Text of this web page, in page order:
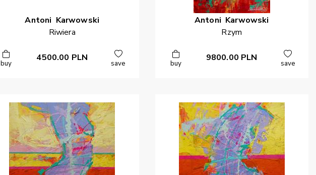
Antoni Karwowski
Riwiera
buy
4500.00 PLN
save
Antoni Karwowski
Rzym
buy
9800.00 PLN
save